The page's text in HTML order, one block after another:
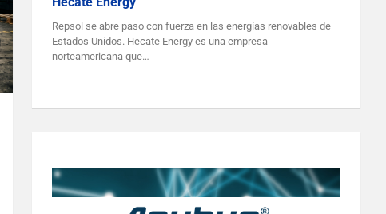
Repsol se abre paso con fuerza en las energías renovables de
Estados Unidos. Hecate Energy es una empresa
norteamericana que…